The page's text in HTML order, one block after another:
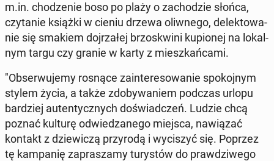
m.in. cho­dze­nie boso po plaży o za­cho­dzie słońca,
czy­ta­nie książki w cieniu drzewa oliw­ne­go, de­lek­to­wa­
nie się smakiem doj­rza­łej brzo­skwi­ni ku­pio­nej na lo­kal­
nym targu czy granie w karty z miesz­kań­ca­mi.
"Ob­ser­wu­je­my rosnące za­in­te­re­so­wa­nie spo­koj­nym
stylem życia, a także zdo­by­wa­niem podczas urlopu
bar­dziej au­ten­tycz­nych do­świad­czeń. Ludzie chcą
poznać kulturę od­wie­dza­ne­go miejsca, na­wią­zać
kontakt z dzie­wi­czą przy­ro­dą i wy­ci­szyć się. Poprzez
tę kam­pa­nię za­pra­sza­my tu­ry­stów do praw­dzi­we­go